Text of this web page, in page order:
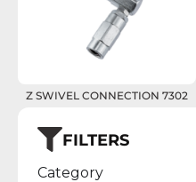
FILTERS
Category
Z SWIVEL CONNECTION 7302